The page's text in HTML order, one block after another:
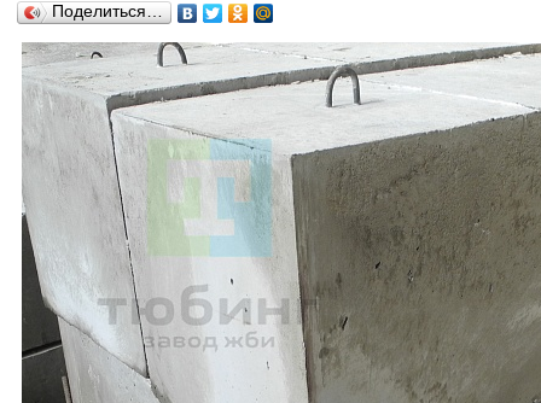
Поделиться…